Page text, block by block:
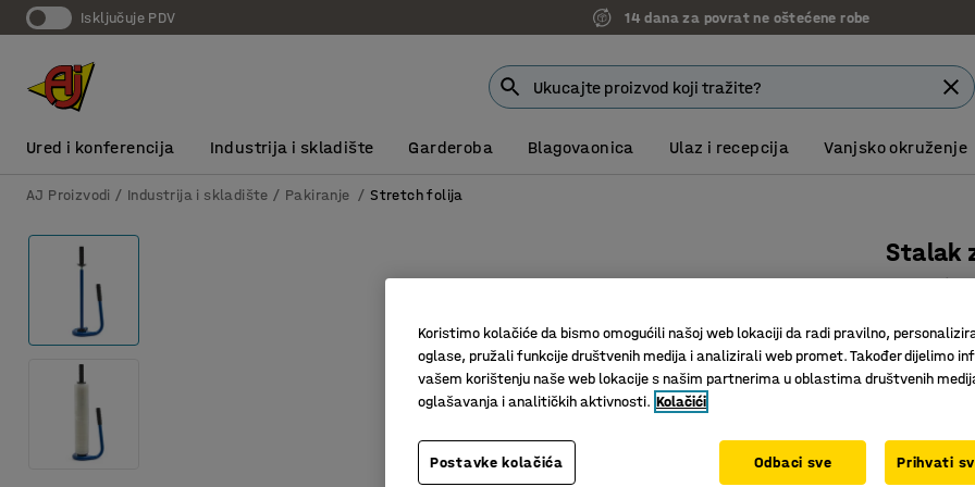
Isključuje PDV 14 dana za povrat ne oštećene robe
Ured i konferencija Industrija i skladište Garderoba Blagovaonica Ulaz i recepcija Vanjsko okruženje
AJ Proizvodi Industrija i skladište Pakiranje Stretch folija
Stalak
Podesiva
201,00
Koristimo kolačiće da bismo omogućili našoj web lokaciji da radi pravilno,
oglase, pružali funkcije društvenih medija i analizirali web promet. Također dijelimo
vašem korištenju naše web lokacije s našim partnerima u oblastima društvenih
oglašavanja i analitičkih aktivnosti. Kolačići
Postavke kolačića Odbaci sve Prihvati